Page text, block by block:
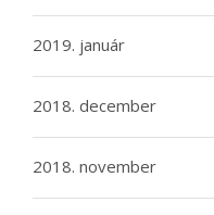
2019. január
2018. december
2018. november